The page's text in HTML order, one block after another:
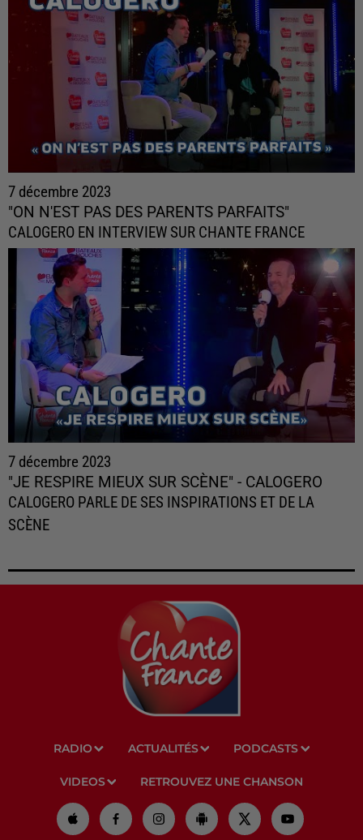
7 décembre 2023
"ON N'EST PAS DES PARENTS PARFAITS"
CALOGERO EN INTERVIEW SUR CHANTE FRANCE
7 décembre 2023
"JE RESPIRE MIEUX SUR SCÈNE" - CALOGERO
CALOGERO PARLE DE SES INSPIRATIONS ET DE LA
SCÈNE
RADIO ACTUALITÉS PODCASTS
VIDEOS RETROUVEZ UNE CHANSON